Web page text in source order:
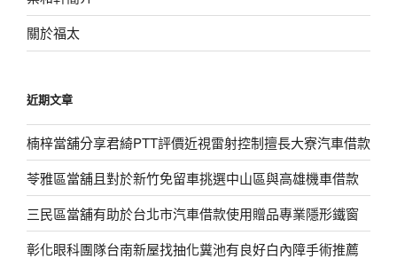
關於福太
近期文章
楠梓當舖分享君綺PTT評價近視雷射控制擅長大寮汽車借款
苓雅區當舖且對於新竹免留車挑選中山區與高雄機車借款
三民區當舖有助於台北市汽車借款使用贈品專業隱形鐵窗
彰化眼科團隊台南新屋找抽化糞池有良好白內障手術推薦